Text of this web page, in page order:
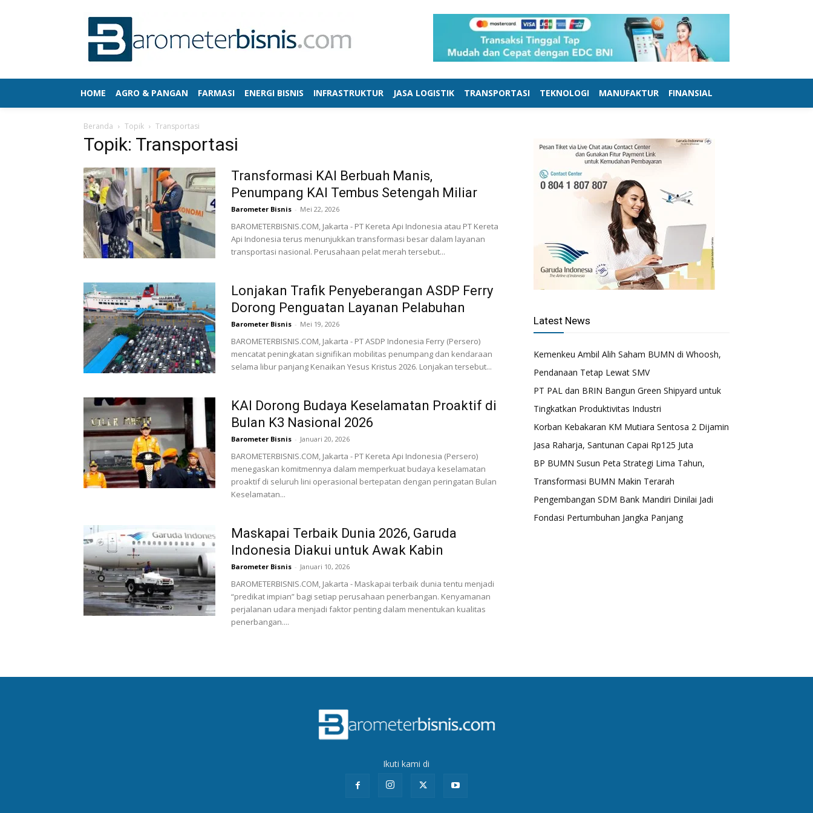
HOME AGRO & PANGAN FARMASI ENERGI BISNIS INFRASTRUKTUR JASA LOGISTIK TRANSPORTASI TEKNOLOGI MANUFAKTUR FINANSIAL
Beranda Topik Transportasi
Topik: Transportasi
Transformasi KAI Berbuah Manis,
Penumpang KAI Tembus Setengah Miliar
Barometer Bisnis - Mei 22, 2026
BAROMETERBISNIS.COM, Jakarta - PT Kereta Api Indonesia atau PT Kereta
Api Indonesia terus menunjukkan transformasi besar dalam layanan
transportasi nasional. Perusahaan pelat merah tersebut...
Lonjakan Trafik Penyeberangan ASDP Ferry
Dorong Penguatan Layanan Pelabuhan
Barometer Bisnis - Mei 19, 2026
BAROMETERBISNIS.COM, Jakarta - PT ASDP Indonesia Ferry (Persero)
mencatat peningkatan signifikan mobilitas penumpang dan kendaraan
selama libur panjang Kenaikan Yesus Kristus 2026. Lonjakan tersebut...
KAI Dorong Budaya Keselamatan Proaktif di
Bulan K3 Nasional 2026
Barometer Bisnis - Januari 20, 2026
BAROMETERBISNIS.COM, Jakarta - PT Kereta Api Indonesia (Persero)
menegaskan komitmennya dalam memperkuat budaya keselamatan
proaktif di seluruh lini operasional bertepatan dengan peringatan Bulan
Keselamatan...
Maskapai Terbaik Dunia 2026, Garuda
Indonesia Diakui untuk Awak Kabin
Barometer Bisnis - Januari 10, 2026
BAROMETERBISNIS.COM, Jakarta - Maskapai terbaik dunia tentu menjadi
“predikat impian” bagi setiap perusahaan penerbangan. Kenyamanan
perjalanan udara menjadi faktor penting dalam menentukan kualitas
penerbangan....
Latest News
Kemenkeu Ambil Alih Saham BUMN di Whoosh,
Pendanaan Tetap Lewat SMV
PT PAL dan BRIN Bangun Green Shipyard untuk
Tingkatkan Produktivitas Industri
Korban Kebakaran KM Mutiara Sentosa 2 Dijamin
Jasa Raharja, Santunan Capai Rp125 Juta
BP BUMN Susun Peta Strategi Lima Tahun,
Transformasi BUMN Makin Terarah
Pengembangan SDM Bank Mandiri Dinilai Jadi
Fondasi Pertumbuhan Jangka Panjang
Ikuti kami di